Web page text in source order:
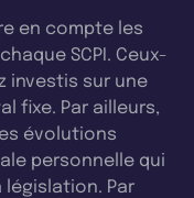
en compte les
SCPI. Ceux-
investis sur une
fixe. Par ailleurs,
évolutions
personnelle qui
Par